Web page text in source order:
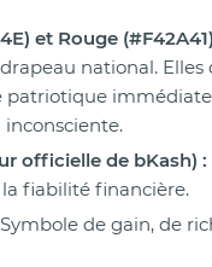
et Rouge
national.
patriotique
officielle de bKash) :
fiabilité financière.
Symbole de gain, de